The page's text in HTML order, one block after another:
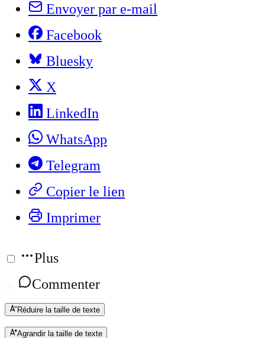
Envoyer par e-mail
Facebook
Bluesky
X
LinkedIn
WhatsApp
Telegram
Copier le lien
Imprimer
Plus
Commenter
Réduire la taille de texte
Agrandir la taille de texte